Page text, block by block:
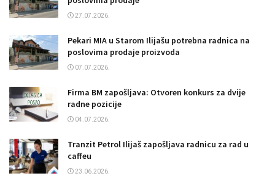
27.07.2026.
Pekari MIA u Starom Ilijašu potrebna radnica na
poslovima prodaje proizvoda
07.07.2026.
Firma BM zapošljava: Otvoren konkurs za dvije
radne pozicije
04.07.2026.
Tranzit Petrol Ilijaš zapošljava radnicu za rad u
caffeu
23.06.2026.